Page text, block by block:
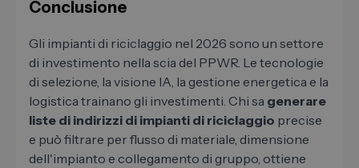
Conclusione
Gli impianti di riciclaggio nel 2026 sono un settore
di investimento nella scia del PPWR. Le tecnologie
di selezione, la visione IA, la gestione energetica e la
logistica trainano gli investimenti. Chi sa generare
liste di indirizzi di impianti di riciclaggio precise
e può filtrare per flusso di materiale, dimensione
dell'impianto e collegamento di gruppo, ottiene